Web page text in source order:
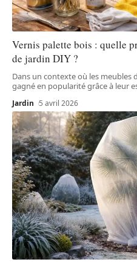
Vernis palette bois : quelle
de jardin DIY ?
Dans un contexte où les meubles
gagné en popularité grâce à leur
Jardin 5 avril 2026